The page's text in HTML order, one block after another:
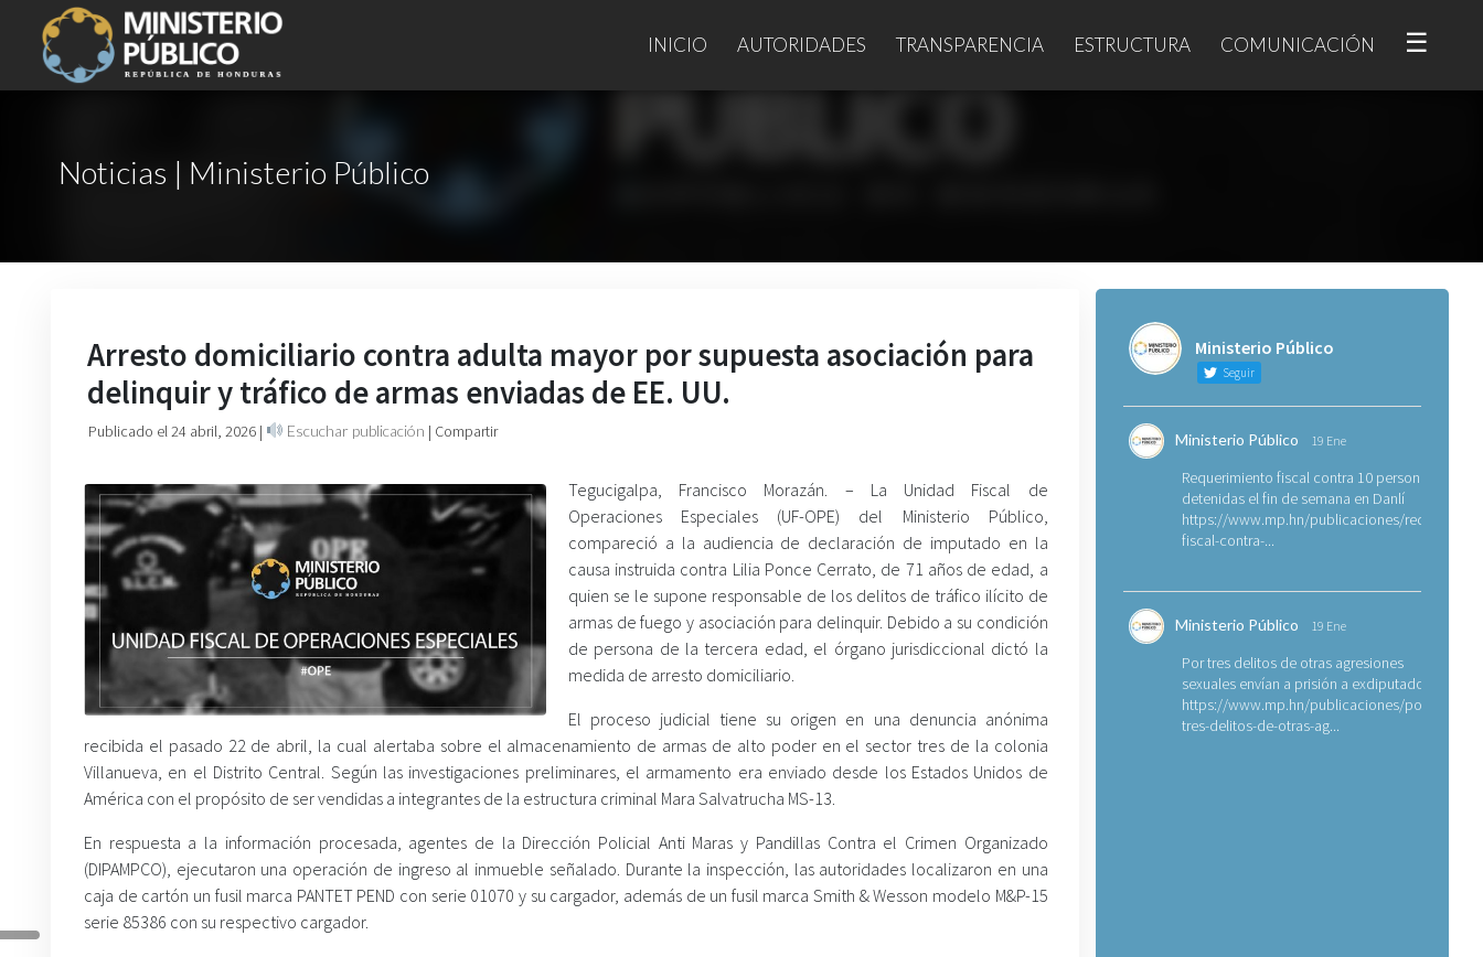
INICIO AUTORIDADES TRANSPARENCIA ESTRUCTURA COMUNICACIÓN ☰
Noticias | Ministerio Público
Arresto domiciliario contra adulta mayor por supuesta asociación para
delinquir y tráfico de armas enviadas de EE. UU.
Publicado el 24 abril, 2026 | Escuchar publicación | Compartir
Tegucigalpa, Francisco Morazán. – La Unidad Fiscal de
Operaciones Especiales (UF-OPE) del Ministerio Público,
compareció a la audiencia de declaración de imputado en la
causa instruida contra Lilia Ponce Cerrato, de 71 años de edad, a
quien se le supone responsable de los delitos de tráfico ilícito de
armas de fuego y asociación para delinquir. Debido a su condición
de persona de la tercera edad, el órgano jurisdiccional dictó la
medida de arresto domiciliario.
El proceso judicial tiene su origen en una denuncia anónima
recibida el pasado 22 de abril, la cual alertaba sobre el almacenamiento de armas de alto poder en el sector tres de la colonia
Villanueva, en el Distrito Central. Según las investigaciones preliminares, el armamento era enviado desde los Estados Unidos de
América con el propósito de ser vendidas a integrantes de la estructura criminal Mara Salvatrucha MS-13.
En respuesta a la información procesada, agentes de la Dirección Policial Anti Maras y Pandillas Contra el Crimen Organizado
(DIPAMPCO), ejecutaron una operación de ingreso al inmueble señalado. Durante la inspección, las autoridades localizaron en una
caja de cartón un fusil marca PANTET PEND con serie 01070 y su cargador, además de un fusil marca Smith & Wesson modelo M&P-15
serie 85386 con su respectivo cargador.
Ministerio Público
Seguir
Ministerio Público 19 Ene
Requerimiento fiscal contra 10 personas
detenidas el fin de semana en Danlí
https://www.mp.hn/publicaciones/
fiscal-contra-...
Ministerio Público 19 Ene
Por tres delitos de otras agresiones
sexuales envían a prisión a exdiputado
https://www.mp.hn/publicaciones/por-
tres-delitos-de-otras-ag...